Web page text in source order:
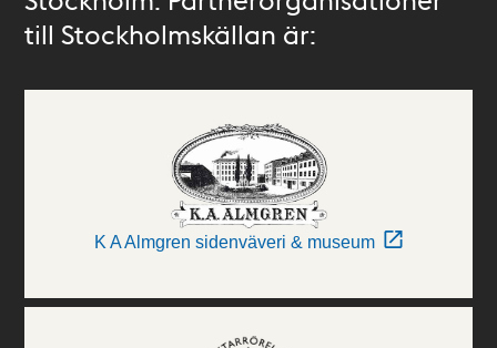
till Stockholmskällan är:
K A Almgren sidenväveri & museum